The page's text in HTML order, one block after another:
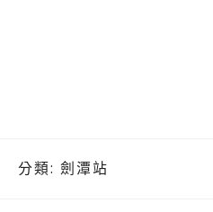
分類: 劍潭站